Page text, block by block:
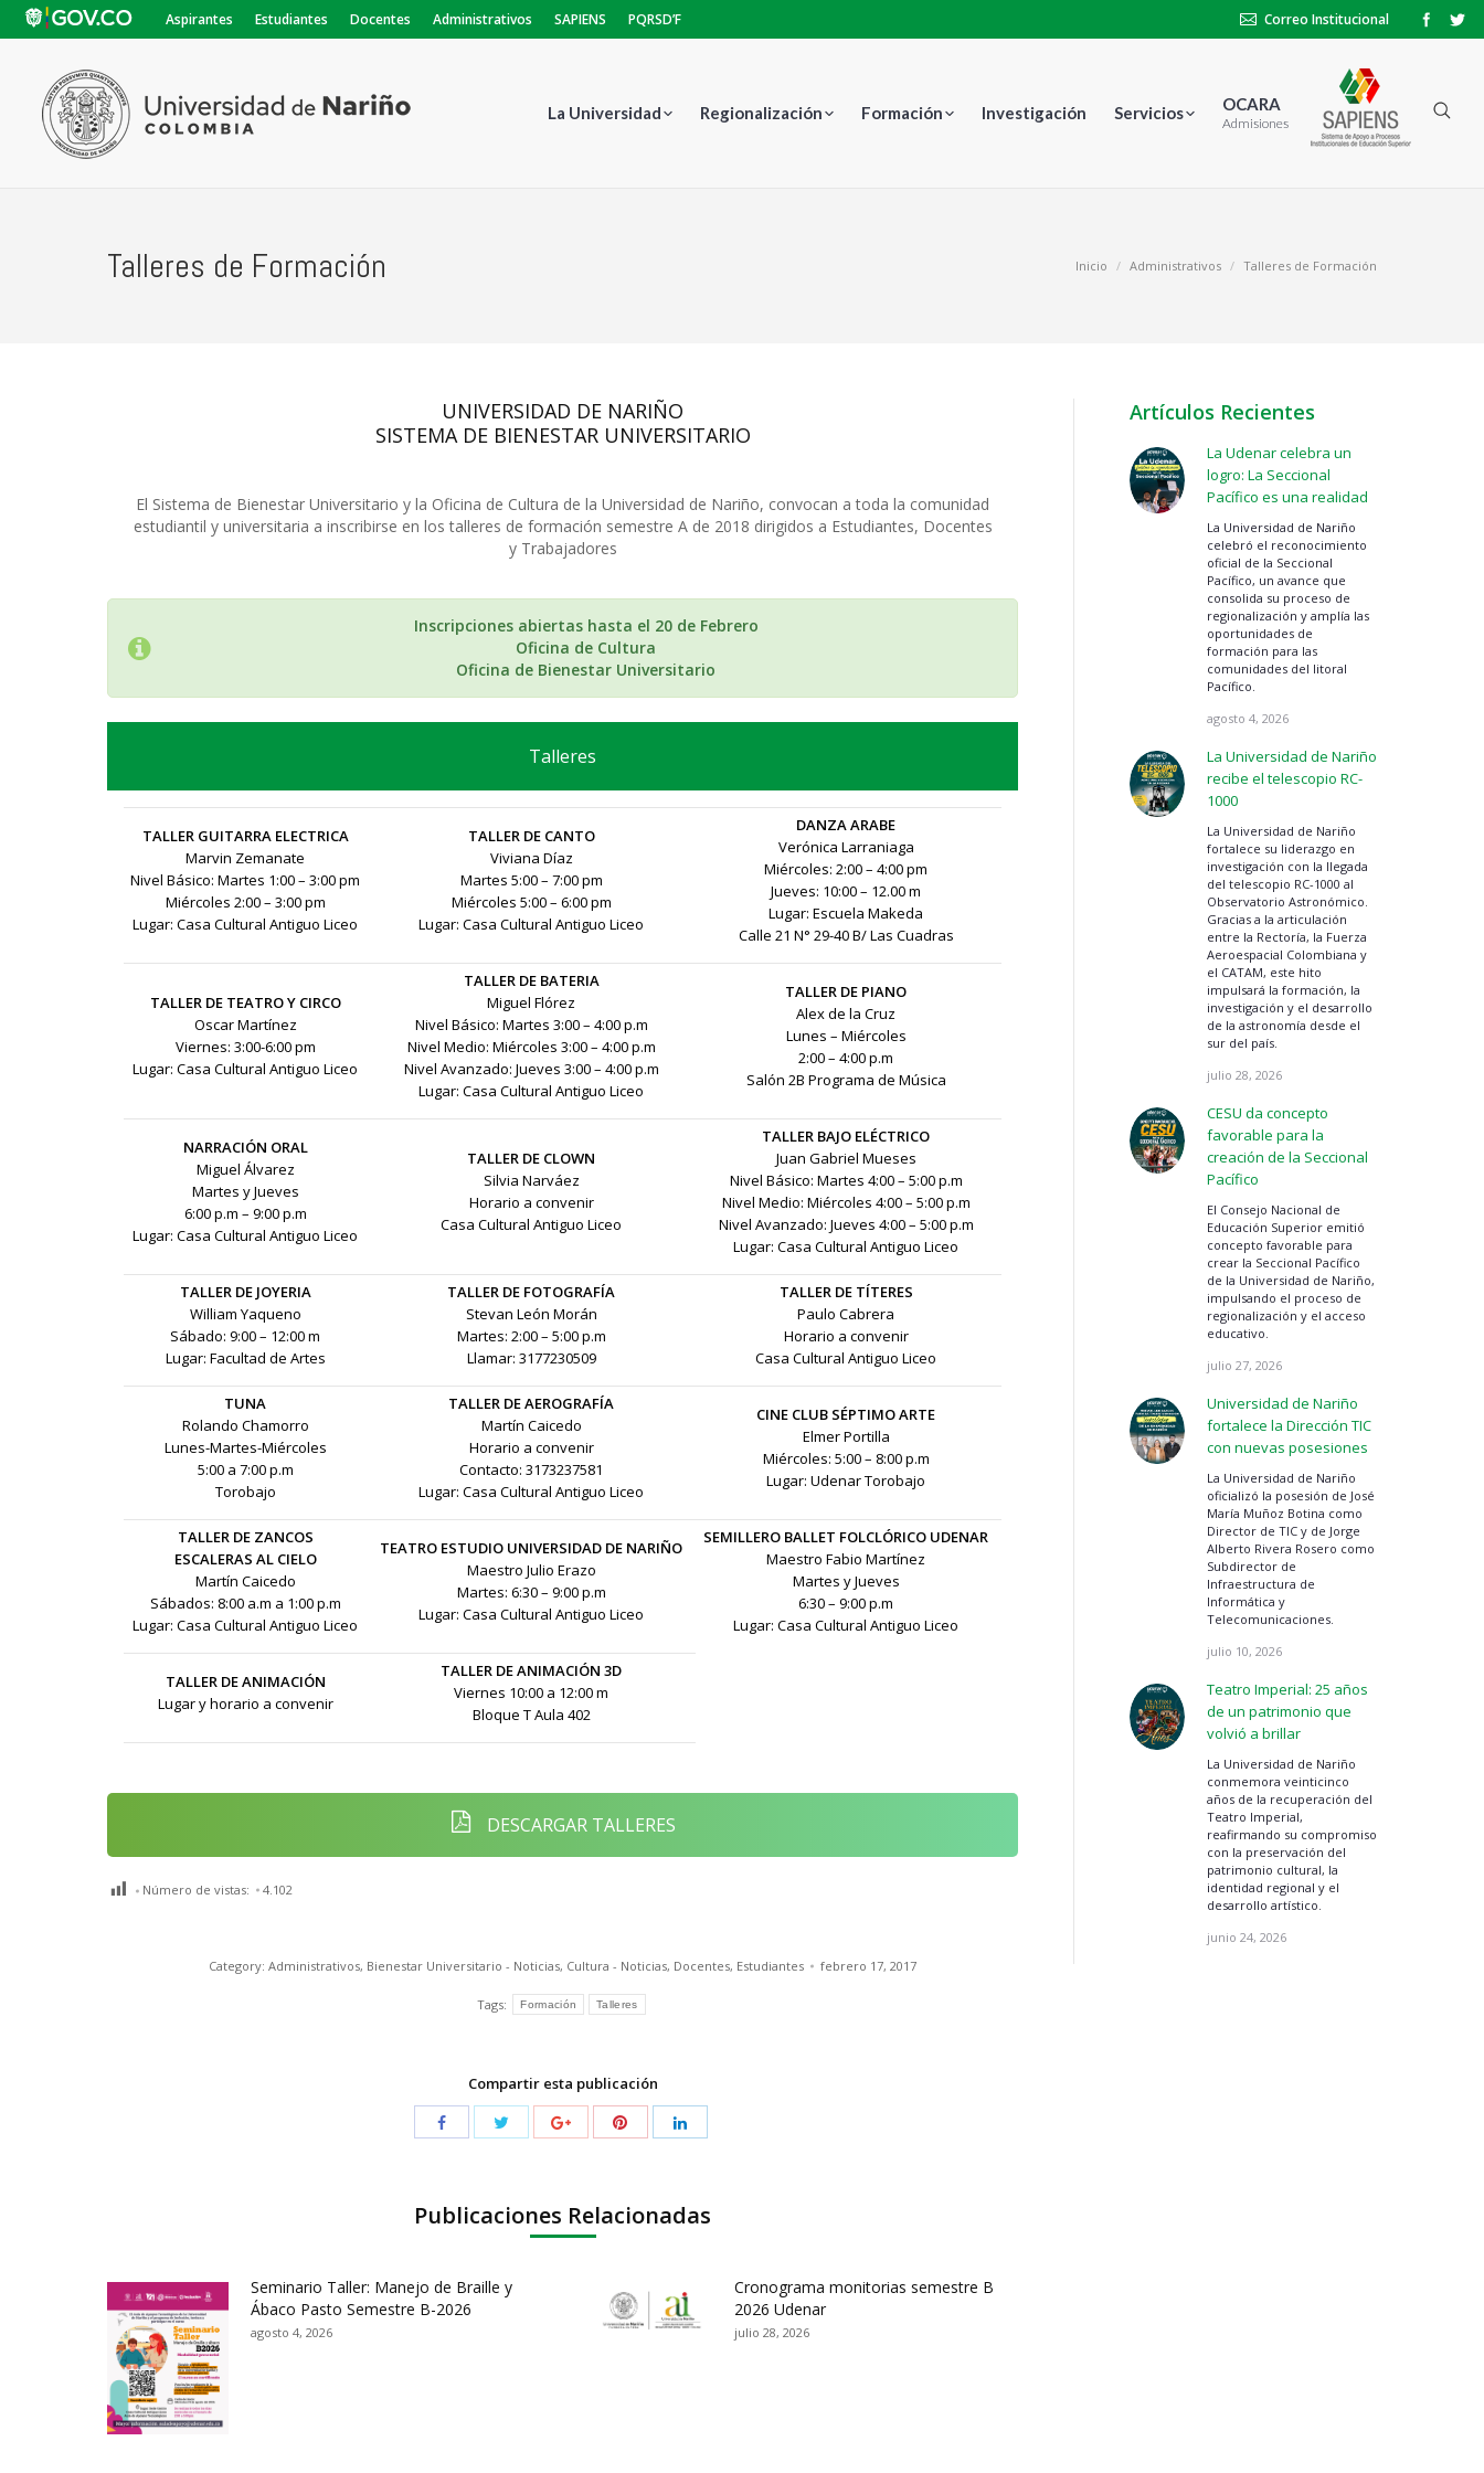
Aspirantes Estudiantes Docentes Administrativos SAPIENS PQRSD’F Correo Institucional
La Universidad Regionalización Formación Investigación Servicios OCARA
Admisiones
Talleres de Formación Inicio Administrativos Talleres de Formación
UNIVERSIDAD DE NARIÑO
SISTEMA DE BIENESTAR UNIVERSITARIO
El Sistema de Bienestar Universitario y la Oficina de Cultura de la Universidad de Nariño, convocan a toda la comunidad
estudiantil y universitaria a inscribirse en los talleres de formación semestre A de 2018 dirigidos a Estudiantes, Docentes
y Trabajadores
Inscripciones abiertas hasta el 20 de Febrero
Oficina de Cultura
Oficina de Bienestar Universitario
Talleres
TALLER GUITARRA ELECTRICA
Marvin Zemanate
Nivel Básico: Martes 1:00 – 3:00 pm
Miércoles 2:00 – 3:00 pm
Lugar: Casa Cultural Antiguo Liceo
TALLER DE CANTO
Viviana Díaz
Martes 5:00 – 7:00 pm
Miércoles 5:00 – 6:00 pm
Lugar: Casa Cultural Antiguo Liceo
DANZA ARABE
Verónica Larraniaga
Miércoles: 2:00 – 4:00 pm
Jueves: 10:00 – 12.00 m
Lugar: Escuela Makeda
Calle 21 N° 29-40 B/ Las Cuadras
TALLER DE TEATRO Y CIRCO
Oscar Martínez
Viernes: 3:00-6:00 pm
Lugar: Casa Cultural Antiguo Liceo
TALLER DE BATERIA
Miguel Flórez
Nivel Básico: Martes 3:00 – 4:00 p.m
Nivel Medio: Miércoles 3:00 – 4:00 p.m
Nivel Avanzado: Jueves 3:00 – 4:00 p.m
Lugar: Casa Cultural Antiguo Liceo
TALLER DE PIANO
Alex de la Cruz
Lunes – Miércoles
2:00 – 4:00 p.m
Salón 2B Programa de Música
NARRACIÓN ORAL
Miguel Álvarez
Martes y Jueves
6:00 p.m – 9:00 p.m
Lugar: Casa Cultural Antiguo Liceo
TALLER DE CLOWN
Silvia Narváez
Horario a convenir
Casa Cultural Antiguo Liceo
TALLER BAJO ELÉCTRICO
Juan Gabriel Mueses
Nivel Básico: Martes 4:00 – 5:00 p.m
Nivel Medio: Miércoles 4:00 – 5:00 p.m
Nivel Avanzado: Jueves 4:00 – 5:00 p.m
Lugar: Casa Cultural Antiguo Liceo
TALLER DE JOYERIA
William Yaqueno
Sábado: 9:00 – 12:00 m
Lugar: Facultad de Artes
TALLER DE FOTOGRAFÍA
Stevan León Morán
Martes: 2:00 – 5:00 p.m
Llamar: 3177230509
TALLER DE TÍTERES
Paulo Cabrera
Horario a convenir
Casa Cultural Antiguo Liceo
TUNA
Rolando Chamorro
Lunes-Martes-Miércoles
5:00 a 7:00 p.m
Torobajo
TALLER DE AEROGRAFÍA
Martín Caicedo
Horario a convenir
Contacto: 3173237581
Lugar: Casa Cultural Antiguo Liceo
CINE CLUB SÉPTIMO ARTE
Elmer Portilla
Miércoles: 5:00 – 8:00 p.m
Lugar: Udenar Torobajo
TALLER DE ZANCOS
ESCALERAS AL CIELO
Martín Caicedo
Sábados: 8:00 a.m a 1:00 p.m
Lugar: Casa Cultural Antiguo Liceo
TEATRO ESTUDIO UNIVERSIDAD DE NARIÑO
Maestro Julio Erazo
Martes: 6:30 – 9:00 p.m
Lugar: Casa Cultural Antiguo Liceo
SEMILLERO BALLET FOLCLÓRICO UDENAR
Maestro Fabio Martínez
Martes y Jueves
6:30 – 9:00 p.m
Lugar: Casa Cultural Antiguo Liceo
TALLER DE ANIMACIÓN
Lugar y horario a convenir
TALLER DE ANIMACIÓN 3D
Viernes 10:00 a 12:00 m
Bloque T Aula 402
DESCARGAR TALLERES
Número de vistas: 4.102
Category: Administrativos, Bienestar Universitario - Noticias, Cultura - Noticias, Docentes, Estudiantes febrero 17, 2017
Tags: Formación Talleres
Compartir esta publicación
Publicaciones Relacionadas
Seminario Taller: Manejo de Braille y
Ábaco Pasto Semestre B-2026
agosto 4, 2026
Cronograma monitorias semestre B
2026 Udenar
julio 28, 2026
Artículos Recientes
La Udenar celebra un
logro: La Seccional
Pacífico es una realidad
La Universidad de Nariño
celebró el reconocimiento
oficial de la Seccional
Pacífico, un avance que
consolida su proceso de
regionalización y amplía las
oportunidades de
formación para las
comunidades del litoral
Pacífico.
agosto 4, 2026
La Universidad de Nariño
recibe el telescopio RC-
1000
La Universidad de Nariño
fortalece su liderazgo en
investigación con la llegada
del telescopio RC-1000 al
Observatorio Astronómico.
Gracias a la articulación
entre la Rectoría, la Fuerza
Aeroespacial Colombiana y
el CATAM, este hito
impulsará la formación, la
investigación y el desarrollo
de la astronomía desde el
sur del país.
julio 28, 2026
CESU da concepto
favorable para la
creación de la Seccional
Pacífico
El Consejo Nacional de
Educación Superior emitió
concepto favorable para
crear la Seccional Pacífico
de la Universidad de Nariño,
impulsando el proceso de
regionalización y el acceso
educativo.
julio 27, 2026
Universidad de Nariño
fortalece la Dirección TIC
con nuevas posesiones
La Universidad de Nariño
oficializó la posesión de José
María Muñoz Botina como
Director de TIC y de Jorge
Alberto Rivera Rosero como
Subdirector de
Infraestructura de
Informática y
Telecomunicaciones.
julio 10, 2026
Teatro Imperial: 25 años
de un patrimonio que
volvió a brillar
La Universidad de Nariño
conmemora veinticinco
años de la recuperación del
Teatro Imperial,
reafirmando su compromiso
con la preservación del
patrimonio cultural, la
identidad regional y el
desarrollo artístico.
junio 24, 2026